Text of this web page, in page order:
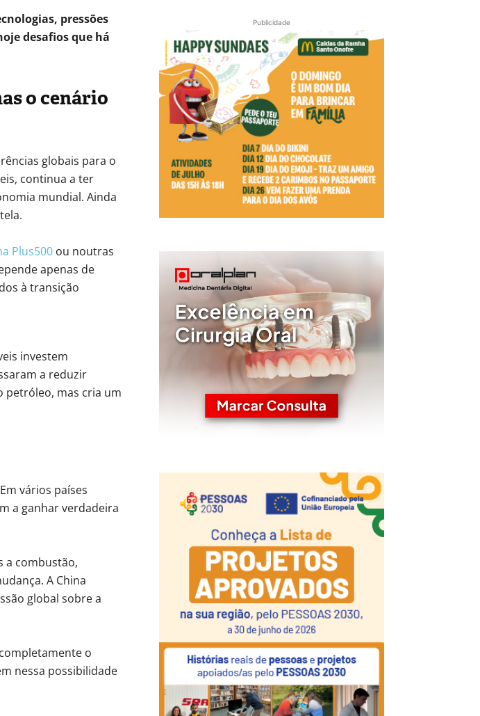
pressões
desafios que há
o cenário
globais para o
continua a ter
mundial. Ainda
Plus500 ou noutras
apenas de
à transição
investem
a reduzir
petróleo, mas cria um
vários países
a ganhar verdadeira
a combustão,
A China
global sobre a
o
nessa possibilidade
Publicidade